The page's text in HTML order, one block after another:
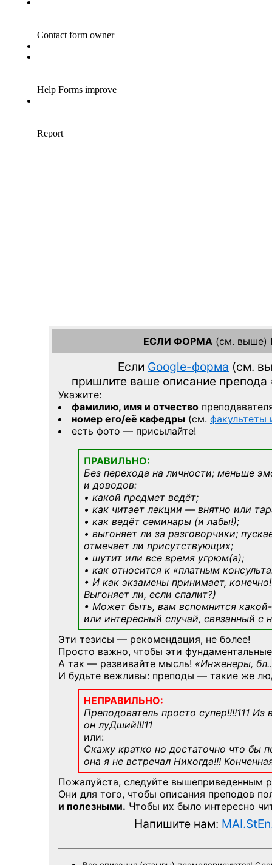
ЕСЛИ ФОРМА (см. выше)
Если Google-форма (см.
пришлите ваше описание препода
Укажите:
фамилию, имя и отчество
номер его/её кафедры (см.
есть фото — присылайте!
ПРАВИЛЬНО:
Без перехода на личности; меньше
и доводов:
• какой предмет ведёт;
• как читает лекции — внятно или
• как ведёт семинары (и лабы!);
• выгоняет ли за разговорчики;
отмечает ли присутствующих;
• шутит или все время угрюм(а);
• как относится к «платным
• И как экзамены принимает,
Выгоняет ли, если спалит?)
• Может быть, вам вспомнится
или интересный случай, связанный с
Эти тезисы — рекомендация, не более!
Просто важно, чтобы эти
А так — развивайте мысль! «Инженеры,
И будьте вежливы: преподы — такие же
НЕПРАВИЛЬНО:
Преподователь просто супер!!!!111
он луДший!!!11
или:
Скажу кратко но достаточно что бы
она я не встречал Никогда!!!
Пожалуйста, следуйте вышеприведенным
Они для того, чтобы описания преподов
и полезными. Чтобы их было интересно
Напишите нам: